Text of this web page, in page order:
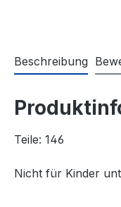
Beschreibung
Teile: 146
Nicht für Kinder